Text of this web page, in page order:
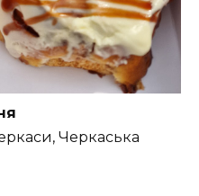
Черкаська